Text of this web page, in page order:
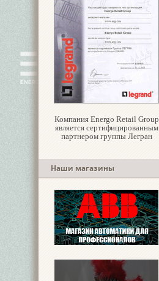
Компания Energo Retail Group
является сертифицированным
партнером группы Легран
Наши магазины